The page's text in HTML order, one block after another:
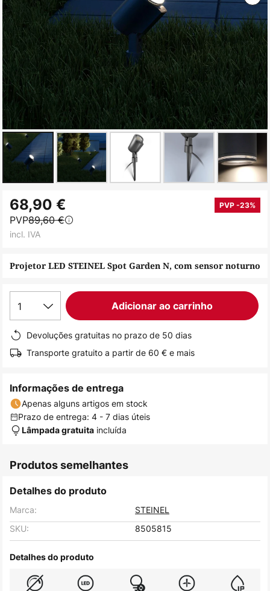
para
início
Galeria
Projetor LED STEINEL Spot Garden N, com sensor noturno
68,90 € PVP -23%
PVP89,60 €
incl. IVA
1 Adicionar ao carrinho
Devoluções gratuitas no prazo de 50 dias
Transporte gratuito a partir de 60 € e mais
Informações de entrega
Apenas alguns artigos em stock
Prazo de entrega: 4 - 7 dias úteis
Lâmpada gratuita incluída
Produtos semelhantes
Detalhes do produto
Marca:
STEINEL
SKU:
8505815
Detalhes do produto